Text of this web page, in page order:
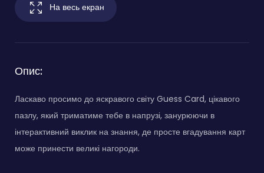
На весь екран
Опис:
Ласкаво просимо до яскравого світу Guess Card, цікавого
пазлу, який триматиме тебе в напрузі, занурюючи в
інтерактивний виклик на знання, де просте вгадування карт
може принести великі нагороди.